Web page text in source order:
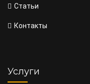
Статьи
Контакты
Услуги